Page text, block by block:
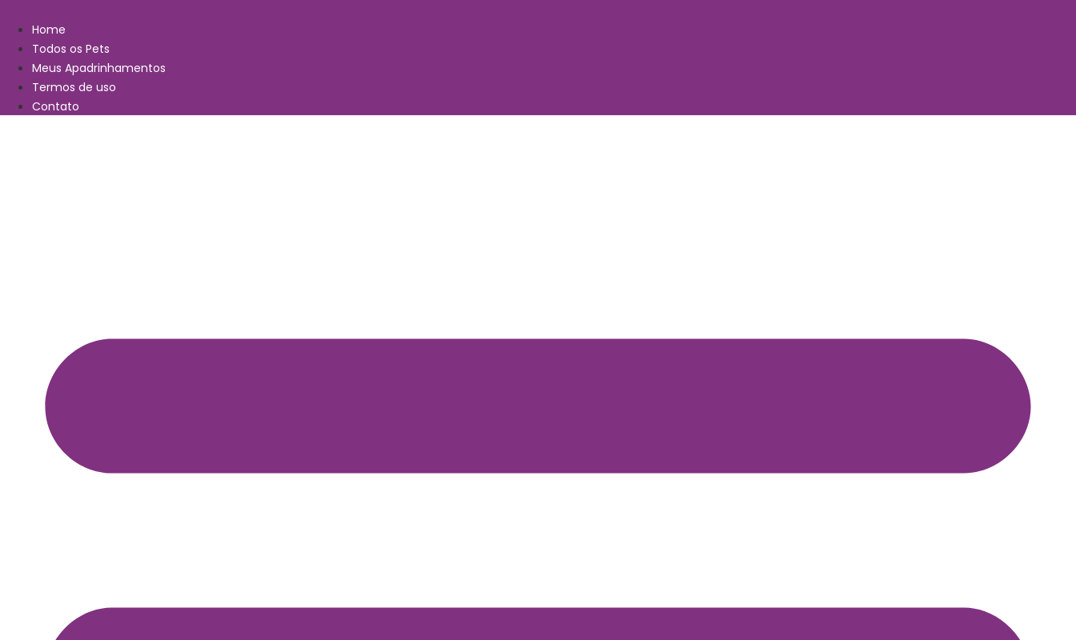
para
conteúdo
Home
Todos os Pets
Meus Apadrinhamentos
Termos de uso
Contato